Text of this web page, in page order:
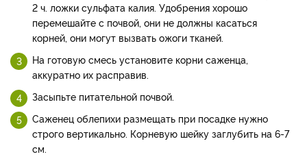
2 ч. ложки сульфата калия. Удобрения хорошо
перемешайте с почвой, они не должны касаться
корней, они могут вызвать ожоги тканей.
На готовую смесь установите корни саженца,
аккуратно их расправив.
Засыпьте питательной почвой.
Саженец облепихи размещать при посадке нужно
строго вертикально. Корневую шейку заглубить на 6-7
см.